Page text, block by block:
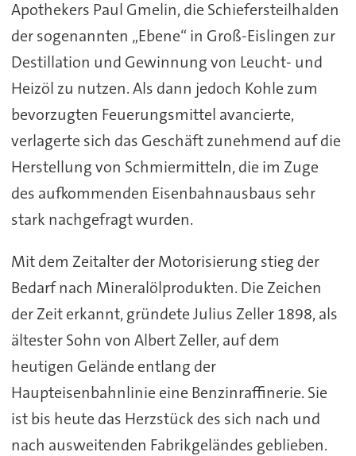
Apothekers Paul Gmelin, die Schiefersteilhalden
der sogenannten „Ebene“ in Groß-Eislingen zur
Destillation und Gewinnung von Leucht- und
Heizöl zu nutzen. Als dann jedoch Kohle zum
bevorzugten Feuerungsmittel avancierte,
verlagerte sich das Geschäft zunehmend auf die
Herstellung von Schmiermitteln, die im Zuge
des aufkommenden Eisenbahnausbaus sehr
stark nachgefragt wurden.
Mit dem Zeitalter der Motorisierung stieg der
Bedarf nach Mineralölprodukten. Die Zeichen
der Zeit erkannt, gründete Julius Zeller 1898, als
ältester Sohn von Albert Zeller, auf dem
heutigen Gelände entlang der
Haupteisenbahnlinie eine Benzinraffinerie. Sie
ist bis heute das Herzstück des sich nach und
nach ausweitenden Fabrikgeländes geblieben.